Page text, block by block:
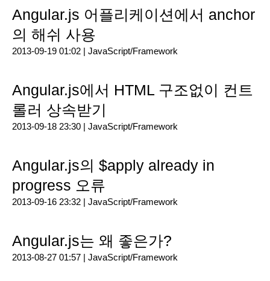
Angular.js 어플리케이션에서 anchor
의 해쉬 사용
2013-09-19 01:02 | JavaScript/Framework
Angular.js에서 HTML 구조없이 컨트
롤러 상속받기
2013-09-18 23:30 | JavaScript/Framework
Angular.js의 $apply already in
progress 오류
2013-09-16 23:32 | JavaScript/Framework
Angular.js는 왜 좋은가?
2013-08-27 01:57 | JavaScript/Framework